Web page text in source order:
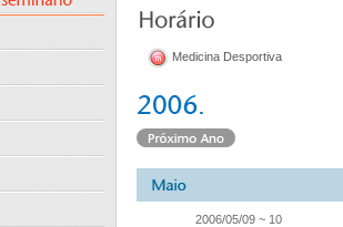
Medicina Desportiva
2006/05/09 ~ 10